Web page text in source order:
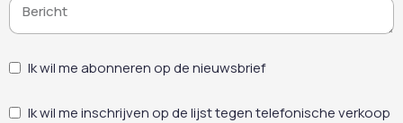
Ik wil me abonneren op de nieuwsbrief
Ik wil me inschrijven op de lijst tegen telefonische verkoop